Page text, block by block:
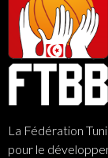
La Fédération
pour le